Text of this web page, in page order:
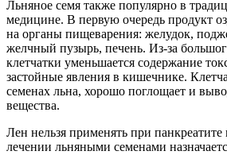
Льняное семя также популярно в
медицине. В первую очередь продукт
на органы пищеварения: желудок,
желчный пузырь, печень. Из-за
клетчатки уменьшается содержание
застойные явления в кишечнике.
семенах льна, хорошо поглощает и
вещества.
Лен нельзя применять при
лечении льняными семенами